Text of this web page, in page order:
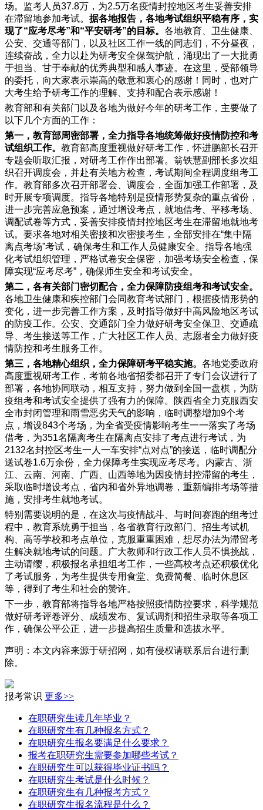
场。监考人员37.8万，为2.5万名疫情封控地区考生妥善安排
在滞留地参加考试。 据各地报告，各地考试组织平稳有序，实
现了“应考尽考”和“平安研考”的目标。 各地教育、卫生健康、
公安、交通等部门，以及社区工作一线的同志们，不分昼夜，
连续奋战，全力以赴为研考安全保驾护航，涌现出了一大批勇
于担当、甘于奉献的优秀典型和感人事迹。在这里，受部领导
的委托，向大家表示崇高的敬意和衷心的感谢！同时，也对广
大考生给予研考工作的理解、支持和配合表示感谢！
教育部和有关部门以及各地为做好今年的研考工作，主要做了
以下几个方面的工作：
第一，教育部周密部署，全力指导各地统筹做好疫情防控和考
试组织工作。 教育部高度重视做好研考工作，怀进鹏部长召开
专题会听取汇报，对研考工作作出部署。翁铁慧副部长多次组
织召开调度会，并赴有关地方检查，考试期间全程调度组考工
作。教育部多次召开部署会、调度会，全面加强工作部署，及
时开展专项调度。指导各地特别是疫情形势复杂的重点省份，
进一步完善应急预案，通过增设考点，就地借考、平移考场、
调配试卷等方式，妥善安排疫情封控地区考生在滞留地就地考
试。要求各地对相关密接和次密接考生，全部安排在“集中隔
离点考场”考试，确保考生和工作人员健康安全。指导各地强
化考试组织管理，严格试卷安全保密，加强考场安全检查，保
障实现“应考尽考”，确保师生安全和考试安全。
第二，各有关部门密切配合，全力保障防疫组考和考试安全。
各地卫生健康和疾控部门会同教育考试部门，根据疫情形势的
变化，进一步完善工作方案，及时指导做好中高风险地区考试
的防疫工作。公安、交通部门全力做好研考安全保卫、交通疏
导、考生接送等工作，广大社区工作人员、志愿者全力做好疫
情防控和考生服务工作。
第三，各地精心组织，全力保障研考平稳实施。 各地党委政府
高度重视研考工作，考前各地省招委都召开了专门会议进行了
部署，各地协同联动，相互支持，努力做到全国一盘棋，为防
疫组考和考试安全提供了强有力的保障。陕西省全力克服西安
全市封闭管理和雨雪恶劣天气的影响，临时调整增加9个考
点，增设843个考场，为全省受疫情影响考生一一落实了考场
借考，为351名隔离考生在隔离点安排了考点进行考试，为
2132名封控区考生一人一车安排“点对点”的接送，临时调配分
送试卷1.6万余份，全力保障考生实现应考尽考。内蒙古、浙
江、云南、河南、广西、山西等地为因疫情封控滞留的考生，
采取临时增设考点，省内和省外异地调卷，重新编排考场等措
施，安排考生就地考试。
特别需要说明的是，在这次与疫情战斗、与时间赛跑的组考过
程中，教育系统勇于担当，各省教育行政部门、招生考试机
构、高等学校和考点单位，克服重重困难，想尽办法为滞留考
生解决就地考试的问题。广大教师和行政工作人员不惧挑战，
主动请缨，积极报名承担组考工作，一些高校考点还积极优化
了考试服务，为考生提供专用食堂、免费简餐、临时休息区
等，得到了考生和社会的赞许。
下一步，教育部将指导各地严格按照疫情防控要求，科学规范
做好研考评卷评分、成绩发布、复试调剂和招生录取等各项工
作，确保公平公正，进一步提高招生质量和选拔水平。
声明：本文内容来源于研招网，如有侵权请联系后台进行删
除。
报考常识 更多>>
在职研究生读几年毕业？
在职研究生有几种报名方式？
在职研究生报名要满足什么要求？
报考在职研究生需要参加哪些考试？
在职研究生可以获得毕业证书吗？
在职研究生考试是什么时候？
在职研究生有几种报考方式？
在职研究生报名流程是什么？